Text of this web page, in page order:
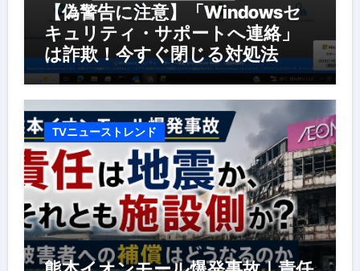
【偽警告に注意】「Windowsセ
キュリティ・サポートへ連絡」
は詐欺！今すぐ閉じる対処法
TVニューストレンド